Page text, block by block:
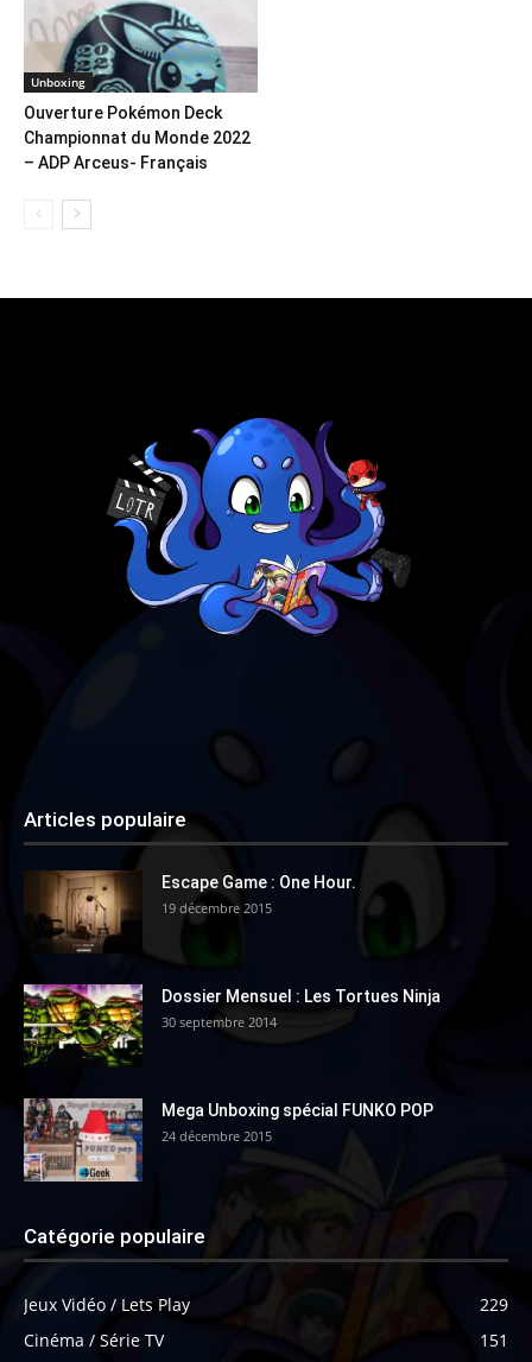
Unboxing
Ouverture Pokémon Deck
Championnat du Monde 2022
– ADP Arceus- Français
Articles populaire
Escape Game : One Hour.
19 décembre 2015
Dossier Mensuel : Les Tortues Ninja
30 septembre 2014
Mega Unboxing spécial FUNKO POP
24 décembre 2015
Catégorie populaire
Jeux Vidéo / Lets Play
229
Cinéma / Série TV
151